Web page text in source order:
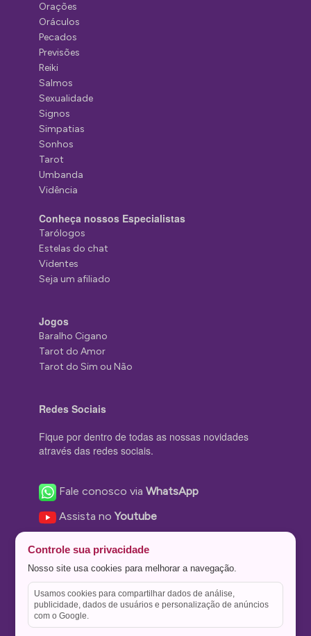
Orações
Oráculos
Pecados
Previsões
Reiki
Salmos
Sexualidade
Signos
Simpatias
Sonhos
Tarot
Umbanda
Vidência
Conheça nossos Especialistas
Tarólogos
Estelas do chat
Videntes
Seja um afiliado
Jogos
Baralho Cigano
Tarot do Amor
Tarot do Sim ou Não
Redes Sociais
Fique por dentro de todas as nossas novidades
através das redes sociais.
Fale conosco viaWhatsApp
Assista noYoutube
Nos siga no Instagram
Nos siga noTwitter
Salve no
Controle sua privacidade
Nosso site usa cookies para melhorar a navegação.
Usamos cookies para compartilhar dados de análise,
publicidade, dados de usuários e personalização de anúncios
com o Google.